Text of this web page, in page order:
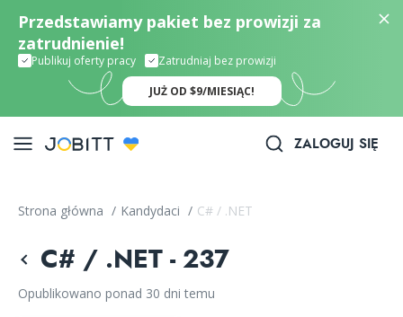
Przedstawiamy pakiet bez prowizji za
zatrudnienie!
Publikuj oferty pracy Zatrudniaj bez prowizji
JUŻ OD $9/MIESIĄC!
ZALOGUJ SIĘ
Strona główna / Kandydaci / C# / .NET
C# / .NET - 237
Opublikowano ponad 30 dni temu